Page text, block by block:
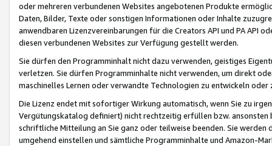
oder mehreren verbundenen Websites angebotenen Produkte
Daten, Bilder, Texte oder sonstigen Informationen oder Inhalte
anwendbaren Lizenzvereinbarungen für die Creators API und PA API
diesen verbundenen Websites zur Verfügung gestellt werden.
Sie dürfen den Programminhalt nicht dazu verwenden, geistiges
verletzen. Sie dürfen Programminhalte nicht verwenden, um direkt
maschinelles Lernen oder verwandte Technologien zu entwickeln
Die Lizenz endet mit sofortiger Wirkung automatisch, wenn Sie zu
Vergütungskatalog definiert) nicht rechtzeitig erfüllen bzw. ansonsten
schriftliche Mitteilung an Sie ganz oder teilweise beenden. Sie werden
umgehend einstellen und sämtliche Programminhalte und Amazon-